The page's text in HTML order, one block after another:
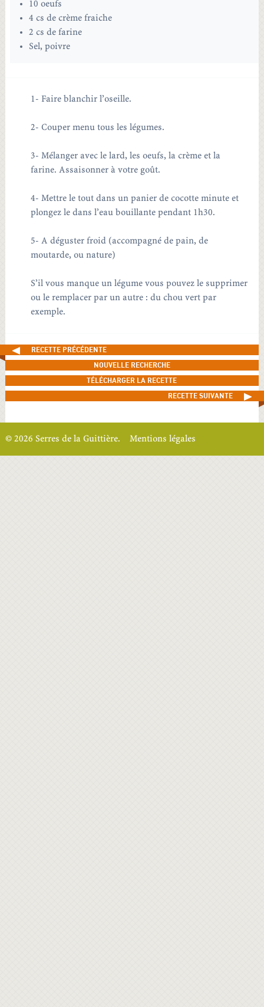
10 oeufs
4 cs de crème fraiche
2 cs de farine
Sel, poivre
1- Faire blanchir l’oseille.
2- Couper menu tous les légumes.
3- Mélanger avec le lard, les oeufs, la crème et la
farine. Assaisonner à votre goût.
4- Mettre le tout dans un panier de cocotte minute et
plongez le dans l’eau bouillante pendant 1h30.
5- A déguster froid (accompagné de pain, de
moutarde, ou nature)
S’il vous manque un légume vous pouvez le supprimer
ou le remplacer par un autre : du chou vert par
exemple.
RECETTE PRÉCÉDENTE
NOUVELLE RECHERCHE
TÉLÉCHARGER LA RECETTE
RECETTE SUIVANTE
© 2026 Serres de la Guittière. Mentions légales